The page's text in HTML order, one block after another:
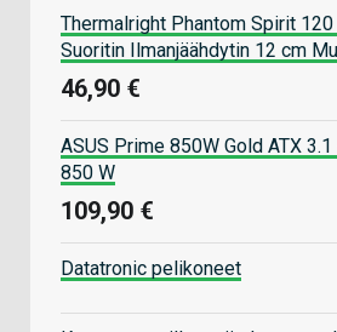
Thermalright Phantom Spirit 120
Suoritin Ilmanjäähdytin 12 cm
46,90 €
ASUS Prime 850W Gold ATX
850 W
109,90 €
Datatronic pelikoneet